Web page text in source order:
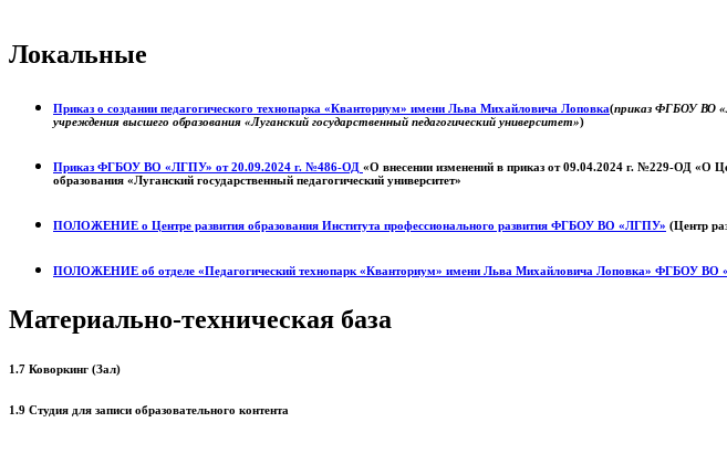
Локальные
Приказ о создании педагогического технопарка «Кванториум» имени Льва Михайловича Лоповка(приказ ФГБОУ ВО
учреждения высшего образования «Луганский государственный педагогический университет»)
Приказ ФГБОУ ВО «ЛГПУ» от 20.09.2024 г. №486-ОД «О внесении изменений в приказ от 09.04.2024 г. №229-ОД «О
образования «Луганский государственный педагогический университет»
ПОЛОЖЕНИЕ о Центре развития образования Института профессионального развития ФГБОУ ВО «ЛГПУ» (Центр
ПОЛОЖЕНИЕ об отделе «Педагогический технопарк «Кванториум» имени Льва Михайловича Лоповка» ФГБОУ ВО
Материально-техническая база
1.7 Коворкинг (Зал)
1.9 Студия для записи образовательного контента